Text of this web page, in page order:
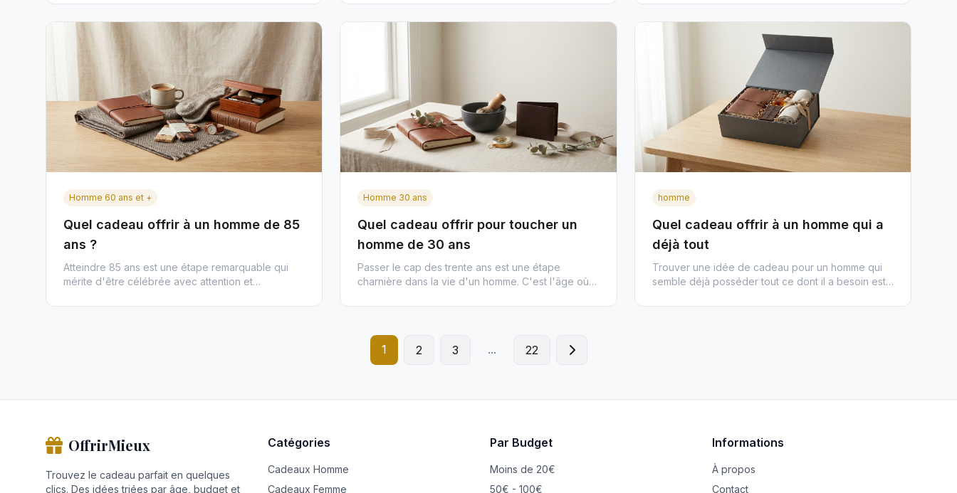
Homme 60 ans et +
Quel cadeau offrir à un homme de 85
ans ?
Atteindre 85 ans est une étape remarquable qui
mérite d'être célébrée avec attention et
Homme 30 ans
Quel cadeau offrir pour toucher un
homme de 30 ans
Passer le cap des trente ans est une étape
charnière dans la vie d'un homme. C'est l'âge où
homme
Quel cadeau offrir à un homme qui a
déjà tout
Trouver une idée de cadeau pour un homme qui
semble déjà posséder tout ce dont il a besoin est
1 2 3 ... 22
OffrirMieux
Trouvez le cadeau parfait en quelques
clics. Des idées triées par âge, budget et
Catégories
Cadeaux Homme
Cadeaux Femme
Par Budget
Moins de 20€
50€ - 100€
Informations
À propos
Contact